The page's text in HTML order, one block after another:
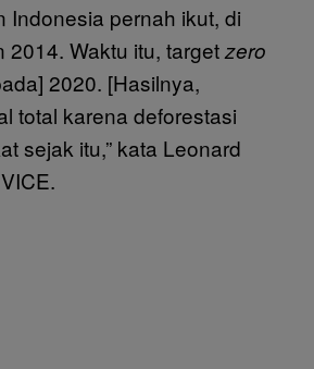
Indonesia pernah ikut, di
2014. Waktu itu, targetzero
2020. [Hasilnya,
total karena deforestasi
sejak itu,” kata Leonard